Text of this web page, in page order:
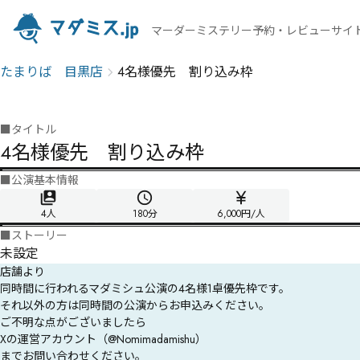
マーダーミステリー予約・レビューサイ
たまりば 目黒店 4名様優先 割り込み枠
■タイトル
4名様優先 割り込み枠
■公演基本情報
4人 180分 6,000円/人
■ストーリー
未設定
店舗より
同時間に行われるマダミシュ公演の4名様1卓優先枠です。
それ以外の方は同時間の公演からお申込みください。
ご不明な点がございましたら
Xの運営アカウント（@Nomimadamishu）
までお問い合わせください。